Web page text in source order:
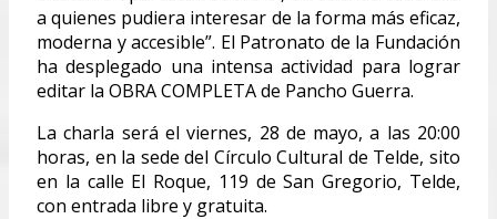
a quienes pudiera interesar de la forma más eficaz,
moderna y accesible”. El Patronato de la Fundación
ha desplegado una intensa actividad para lograr
editar la OBRA COMPLETA de Pancho Guerra.
La charla será el viernes, 28 de mayo, a las 20:00
horas, en la sede del Círculo Cultural de Telde, sito
en la calle El Roque, 119 de San Gregorio, Telde,
con entrada libre y gratuita.